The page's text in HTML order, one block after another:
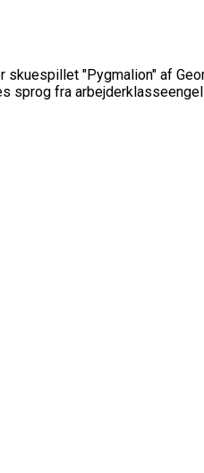
"Pygmalion" af
fra